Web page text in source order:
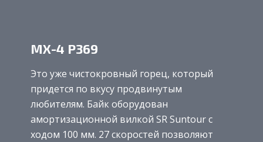
MX-4 P369
Это уже чистокровный горец, который
придется по вкусу продвинутым
любителям. Байк оборудован
амортизационной вилкой SR Suntour с
ходом 100 мм. 27 скоростей позволяют